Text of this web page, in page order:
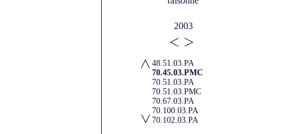
2003
48.51.03.PA
70.45.03.PMC
70.51.03.PA
70.51.03.PMC
70.67.03.PA
70.100.03.PA
70.102.03.PA